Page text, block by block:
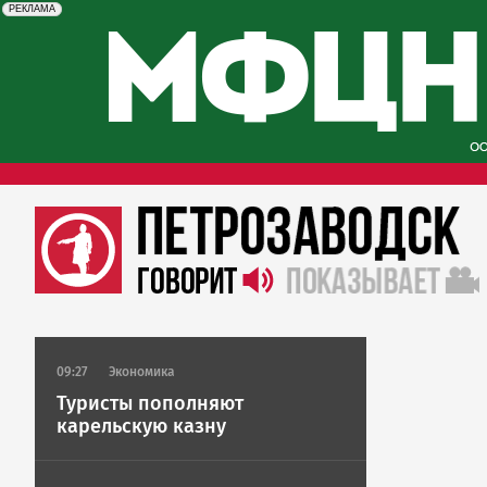
erid: 2SDnjcySKKc
РЕКЛАМА
Реклама
09:27 Экономика
Туристы пополняют
карельскую казну